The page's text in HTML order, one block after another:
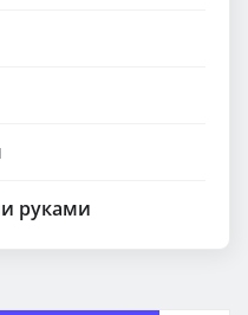
руками